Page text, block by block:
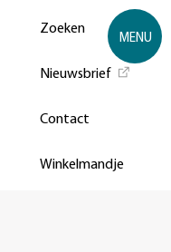
Zoeken
Nieuwsbrief
Contact
Winkelmandje
MENU